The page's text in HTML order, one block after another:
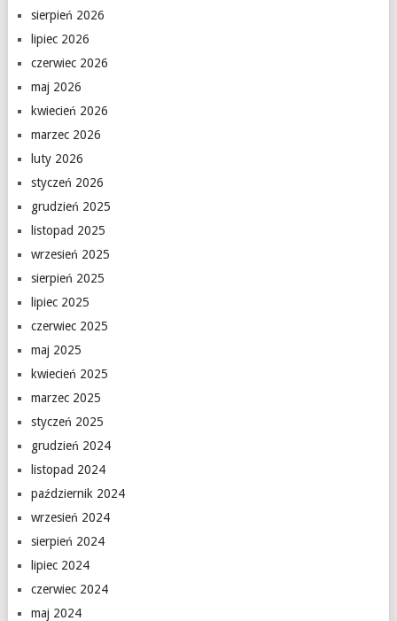
sierpień 2026
lipiec 2026
czerwiec 2026
maj 2026
kwiecień 2026
marzec 2026
luty 2026
styczeń 2026
grudzień 2025
listopad 2025
wrzesień 2025
sierpień 2025
lipiec 2025
czerwiec 2025
maj 2025
kwiecień 2025
marzec 2025
styczeń 2025
grudzień 2024
listopad 2024
październik 2024
wrzesień 2024
sierpień 2024
lipiec 2024
czerwiec 2024
maj 2024